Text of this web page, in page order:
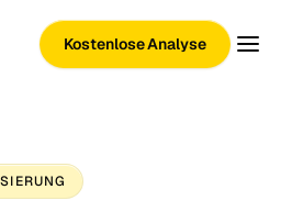
Kostenlose Analyse